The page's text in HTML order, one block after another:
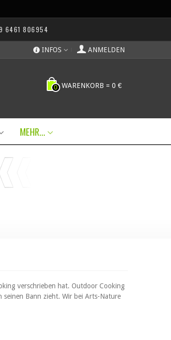
6461 806954
ANMELDEN
INFOS
0 WARENKORB = 0 €
MEHR...
verschrieben hat. Outdoor Cooking
seinen Bann zieht. Wir bei Arts-Nature